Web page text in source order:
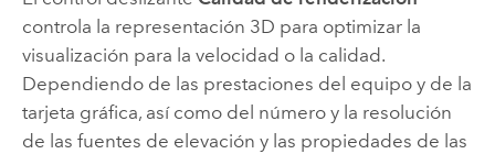
controla la representación 3D para optimizar la
visualización para la velocidad o la calidad.
Dependiendo de las prestaciones del equipo y de la
tarjeta gráfica, así como del número y la resolución
de las fuentes de elevación y las propiedades de las